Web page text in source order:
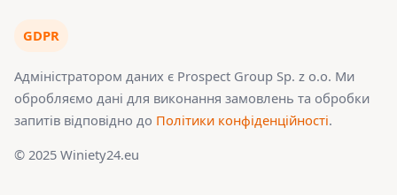
GDPR
Адміністратором даних є Prospect Group Sp. z o.o. Ми
обробляємо дані для виконання замовлень та обробки
запитів відповідно до Політики конфіденційності.
© 2025 Winiety24.eu